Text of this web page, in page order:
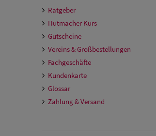
Ratgeber
Hutmacher Kurs
Gutscheine
Vereins & Großbestellungen
Fachgeschäfte
Kundenkarte
Glossar
Zahlung & Versand